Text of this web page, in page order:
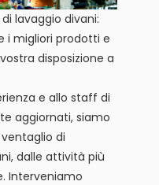
lavaggio divani:
i migliori prodotti e
disposizione a
e allo staff di
aggiornati, siamo
di
dalle attività più
Interveniamo